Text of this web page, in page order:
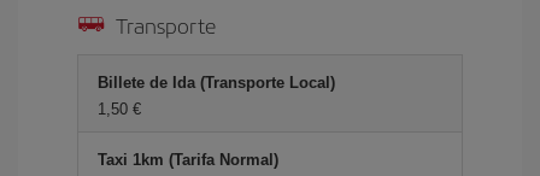
Transporte
Billete de Ida (Transporte Local)
1,50 €
Taxi 1km (Tarifa Normal)